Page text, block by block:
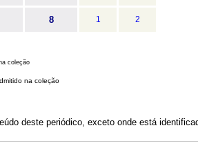
8 1 2
coleção
na coleção
deste periódico, exceto onde está